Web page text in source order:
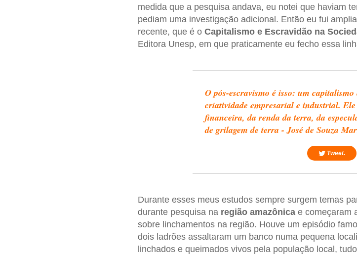
medida que a pesquisa andava, eu notei que haviam
pediam uma investigação adicional. Então eu fui
recente, que é o Capitalismo e Escravidão na
Editora Unesp, em que praticamente eu fecho essa
O pós-escravismo é isso: um capitalismo
criatividade empresarial e industrial. Ele
financeira, da renda da terra, da
de grilagem de terra - José de Souza
Tweet.
Durante esses meus estudos sempre surgem temas
durante pesquisa na região amazônicae começaram
sobre linchamentos na região. Houve um episódio
dois ladrões assaltaram um banco numa pequena
linchados e queimados vivos pela população local,